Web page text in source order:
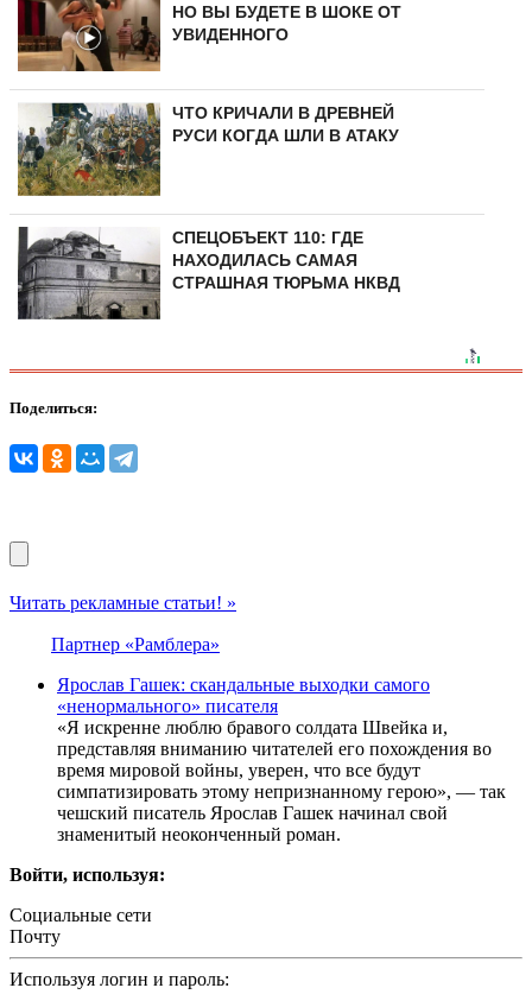
НО ВЫ БУДЕТЕ В ШОКЕ ОТ
УВИДЕННОГО
ЧТО КРИЧАЛИ В ДРЕВНЕЙ
РУСИ КОГДА ШЛИ В АТАКУ
СПЕЦОБЪЕКТ 110: ГДЕ
НАХОДИЛАСЬ САМАЯ
СТРАШНАЯ ТЮРЬМА НКВД
Поделиться:
Читать рекламные статьи! »
Партнер «Рамблера»
Ярослав Гашек: скандальные выходки самого
«ненормального» писателя
«Я искренне люблю бравого солдата Швейка и,
представляя вниманию читателей его похождения во
время мировой войны, уверен, что все будут
симпатизировать этому непризнанному герою», — так
чешский писатель Ярослав Гашек начинал свой
знаменитый неоконченный роман.
Войти, используя:
Социальные сети
Почту
Используя логин и пароль: